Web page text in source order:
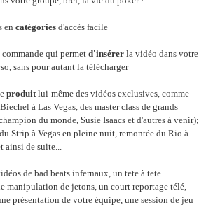
en catégories d'accès facile
qui permet d'insérer la vidéo dans votre
sans pour autant la télécharger
produitlui-même des vidéos exclusives, comme
à Las Vegas, des master class de grands
du monde, Susie Isaacs et d'autres à venir);
Strip à Vegas en pleine nuit, remontée du Rio à
ainsi de suite...
de bad beats infernaux, un tete à tete
manipulation de jetons, un court reportage télé,
présentation de votre équipe, une session de jeu